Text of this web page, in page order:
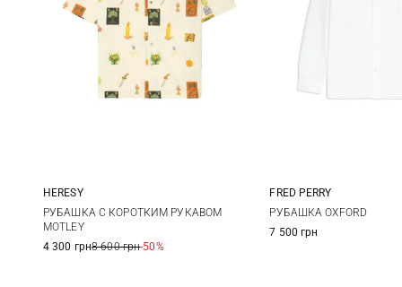
M L XL
HERESY
РУБАШКА С КОРОТКИМ РУКАВОМ
MOTLEY
4 300 грн8 600 грн-50%
M L
FRED PERRY
РУБАШКА OXFORD
7 500 грн